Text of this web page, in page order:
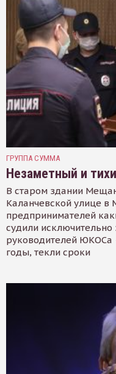
ГРУППА СУММА
Незаметный и
В старом здании
Каланчевской улице в
предпринимателей
судили
руководителей ЮКОСа
годы, текли сроки